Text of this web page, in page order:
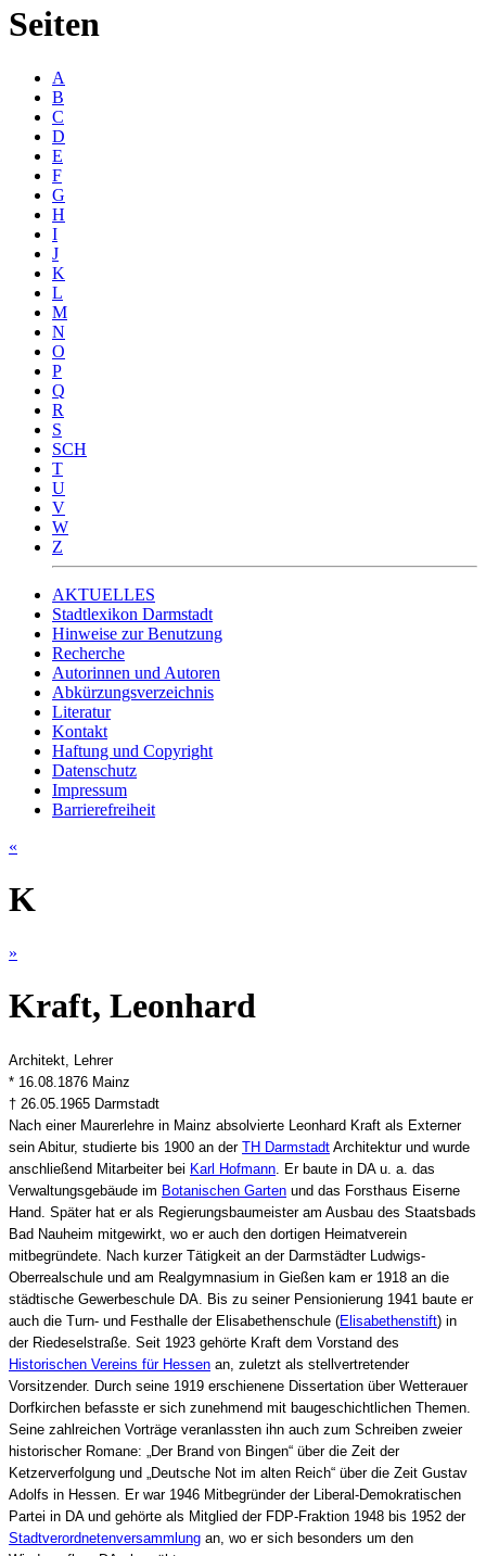
Seiten
A
B
C
D
E
F
G
H
I
J
K
L
M
N
O
P
Q
R
S
SCH
T
U
V
W
Z
AKTUELLES
Stadtlexikon Darmstadt
Hinweise zur Benutzung
Recherche
Autorinnen und Autoren
Abkürzungsverzeichnis
Literatur
Kontakt
Haftung und Copyright
Datenschutz
Impressum
Barrierefreiheit
«
K
»
Kraft, Leonhard
Architekt, Lehrer
* 16.08.1876 Mainz
† 26.05.1965 Darmstadt
Nach einer Maurerlehre in Mainz absolvierte Leonhard Kraft als Externer
sein Abitur, studierte bis 1900 an der TH Darmstadt Architektur und wurde
anschließend Mitarbeiter bei Karl Hofmann . Er baute in DA u. a. das
Verwaltungsgebäude im Botanischen Garten und das Forsthaus Eiserne
Hand. Später hat er als Regierungsbaumeister am Ausbau des Staatsbads
Bad Nauheim mitgewirkt, wo er auch den dortigen Heimatverein
mitbegründete. Nach kurzer Tätigkeit an der Darmstädter Ludwigs-
Oberrealschule und am Realgymnasium in Gießen kam er 1918 an die
städtische Gewerbeschule DA. Bis zu seiner Pensionierung 1941 baute er
auch die Turn- und Festhalle der Elisabethenschule (Elisabethenstift) in
der Riedeselstraße. Seit 1923 gehörte Kraft dem Vorstand des
Historischen Vereins für Hessen an, zuletzt als stellvertretender
Vorsitzender. Durch seine 1919 erschienene Dissertation über Wetterauer
Dorfkirchen befasste er sich zunehmend mit baugeschichtlichen Themen.
Seine zahlreichen Vorträge veranlassten ihn auch zum Schreiben zweier
historischer Romane: „Der Brand von Bingen“ über die Zeit der
Ketzerverfolgung und „Deutsche Not im alten Reich“ über die Zeit Gustav
Adolfs in Hessen. Er war 1946 Mitbegründer der Liberal-Demokratischen
Partei in DA und gehörte als Mitglied der FDP-Fraktion 1948 bis 1952 der
Stadtverordnetenversammlung an, wo er sich besonders um den